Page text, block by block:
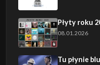
Płyty roku
08.01.2026
Tu płynie